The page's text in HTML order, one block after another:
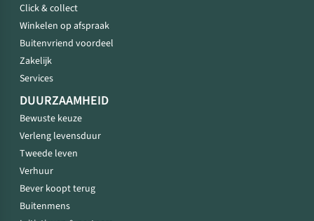
Click & collect
Winkelen op afspraak
Buitenvriend voordeel
Zakelijk
Services
DUURZAAMHEID
Bewuste keuze
Verleng levensduur
Tweede leven
Verhuur
Bever koopt terug
Buitenmens